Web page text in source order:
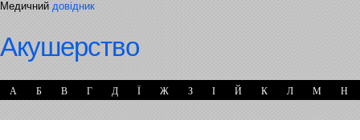
Медичний довідник
Акушерство
А Б В Г Д Ї Ж З І Й К Л М Н